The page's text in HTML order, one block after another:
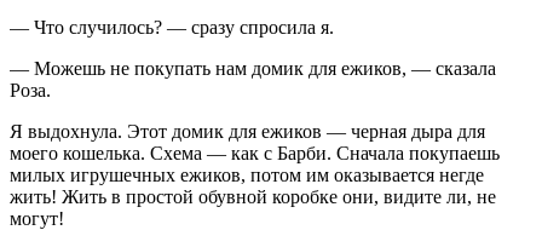
— Что случилось? — сразу спросила я.
— Можешь не покупать нам домик для ежиков, — сказала
Роза.
Я выдохнула. Этот домик для ежиков — черная дыра для
моего кошелька. Схема — как с Барби. Сначала покупаешь
милых игрушечных ежиков, потом им оказывается негде
жить! Жить в простой обувной коробке они, видите ли, не
могут!